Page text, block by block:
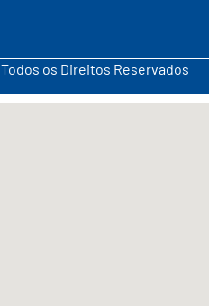
os Direitos Reservados